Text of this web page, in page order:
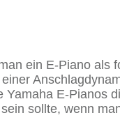
ein E-Piano als
Yamaha E-Pianos
sollte, wenn